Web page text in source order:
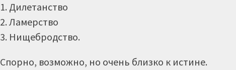
1. Дилетанство
2. Ламерство
3. Нищебродство.
Спорно, возможно, но очень близко к истине.